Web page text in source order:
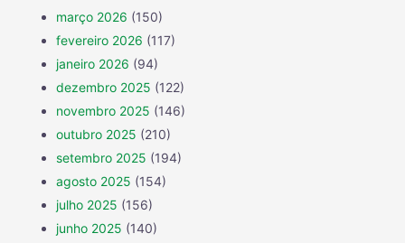
março 2026 (150)
fevereiro 2026 (117)
janeiro 2026 (94)
dezembro 2025 (122)
novembro 2025 (146)
outubro 2025 (210)
setembro 2025 (194)
agosto 2025 (154)
julho 2025 (156)
junho 2025 (140)